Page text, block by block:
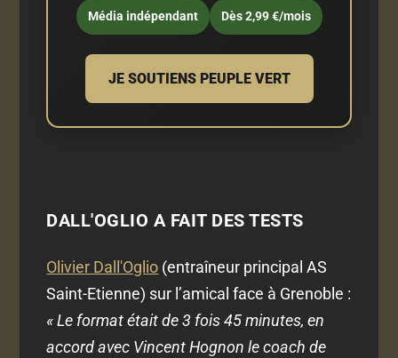
Média indépendant Dès 2,99 €/mois
JE SOUTIENS PEUPLE VERT
DALL'OGLIO A FAIT DES TESTS
Olivier Dall'Oglio (entraîneur principal AS
Saint-Etienne) sur l’amical face à Grenoble :
« Le format était de 3 fois 45 minutes, en
accord avec Vincent Hognon le coach de